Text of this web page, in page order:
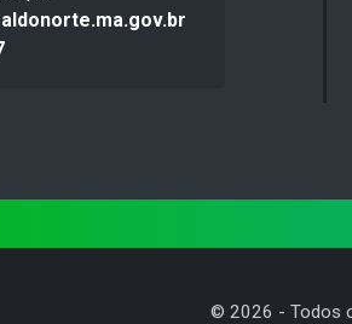
© 2026 - Todos